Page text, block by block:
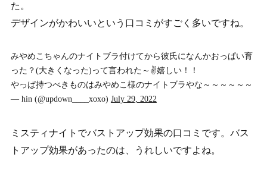
た。
デザインがかわいいという口コミがすごく多いですね。
みやめこちゃんのナイトブラ付けてから彼氏になんかおっぱい育
った？(大きくなった)って言われた～✌️嬉しい！！
やっぱ持つべきものはみやめこ様のナイトブラやな～～～～～～
— hin (@updown____xoxo) July 29, 2022
ミスティナイトでバストアップ効果の口コミです。バス
トアップ効果があったのは、うれしいですよね。